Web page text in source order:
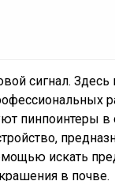
сигнал.
пинпоинтеры в
искать
в почве.